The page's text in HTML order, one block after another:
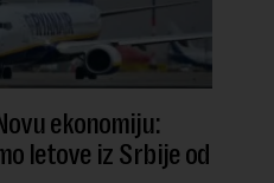
ekonomiju:
letove iz Srbije od